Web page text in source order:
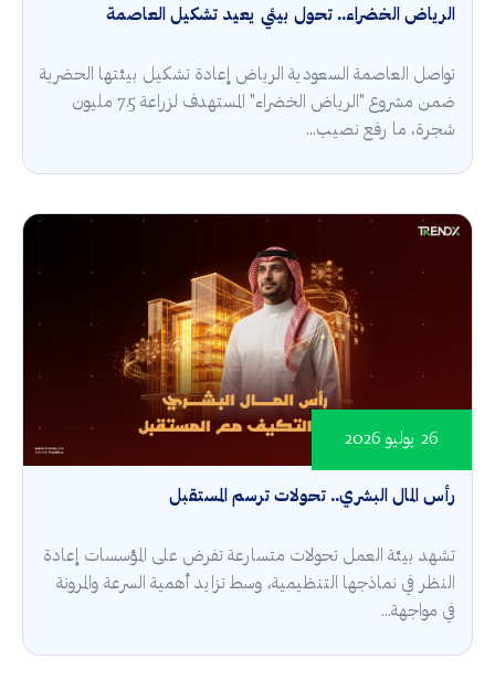
الرياض الخضراء.. تحول بيئي يعيد تشكيل العاصمة
تواصل العاصمة السعودية الرياض إعادة تشكيل بيئتها الحضرية
ضمن مشروع "الرياض الخضراء" المستهدف لزراعة 7.5 مليون
شجرة، ما رفع نصيب...
رأس المال البشري.. تحولات ترسم المستقبل
26 يوليو 2026
تشهد بيئة العمل تحولات متسارعة تفرض على المؤسسات إعادة
النظر في نماذجها التنظيمية، وسط تزايد أهمية السرعة والمرونة
في مواجهة...